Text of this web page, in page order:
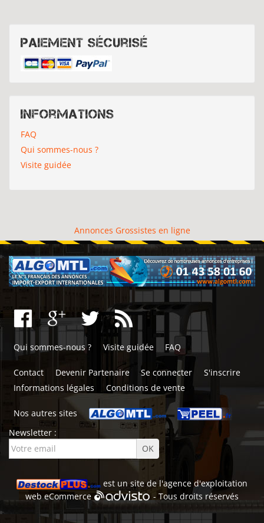
Paiement sécurisé
Informations
FAQ
Qui sommes-nous ?
Visite guidée
Annonces Grossistes en ligne
Qui sommes-nous ? Visite guidée FAQ
Contact Devenir Partenaire Se connecter
S'inscrire
Informations légales
Conditions de vente
Nos autres sites
Newsletter :
est un site de l'agence d'exploitation
webeCommerce - Tous droits réservés